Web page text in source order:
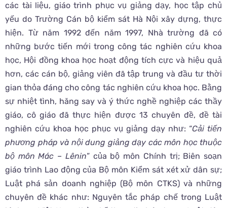
các tài liệu, giáo trình phục vụ giảng dạy, học tập chủ
yếu do Trường Cán bộ kiểm sát Hà Nội xây dựng, thực
hiện. Từ năm 1992 đến năm 1997, Nhà trường đã có
những bước tiến mới trong công tác nghiên cứu khoa
học, Hội đồng khoa học hoạt động tích cực và hiệu quả
hơn, các cán bộ, giảng viên đã tập trung và đầu tư thời
gian thỏa đáng cho công tác nghiên cứu khoa học. Bằng
sự nhiệt tình, hăng say và ý thức nghề nghiệp các thầy
giáo, cô giáo đã thực hiện được 13 chuyên đề, đề tài
nghiên cứu khoa học phục vụ giảng dạy như: “Cải tiến
phương pháp và nội dung giảng dạy các môn học thuộc
bộ môn Mác – Lênin” của bộ môn Chính trị; Biên soạn
giáo trình Lao động của Bộ môn Kiểm sát xét xử dân sự;
Luật phá sản doanh nghiệp (Bộ môn CTKS) và những
chuyên đề khác như: Nguyên tắc pháp chế trong Luật